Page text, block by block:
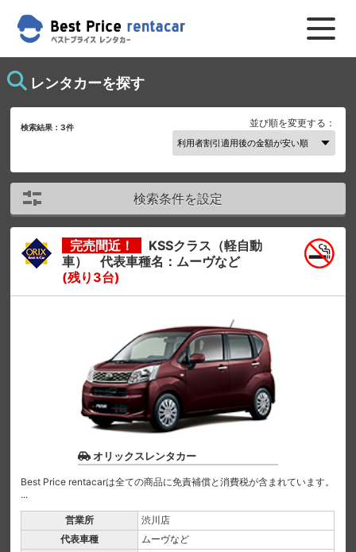
レンタカーを探す
検索結果：3件 並び順を変更する：
検索条件を設定
完売間近！
KSSクラス（軽自動
車） 代表車種名：ムーヴなど
(残り3台)
オリックスレンタカー
Best Price rentacarは全ての商品に免責補償と消費税が含まれています。
...
営業所
渋川店
代表車種
ムーヴなど